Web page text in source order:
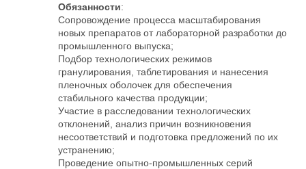
Обязанности:
Сопровождение процесса масштабирования
новых препаратов от лабораторной разработки до
промышленного выпуска;
Подбор технологических режимов
гранулирования, таблетирования и нанесения
пленочных оболочек для обеспечения
стабильного качества продукции;
Участие в расследовании технологических
отклонений, анализ причин возникновения
несоответствий и подготовка предложений по их
устранению;
Проведение опытно-промышленных серий